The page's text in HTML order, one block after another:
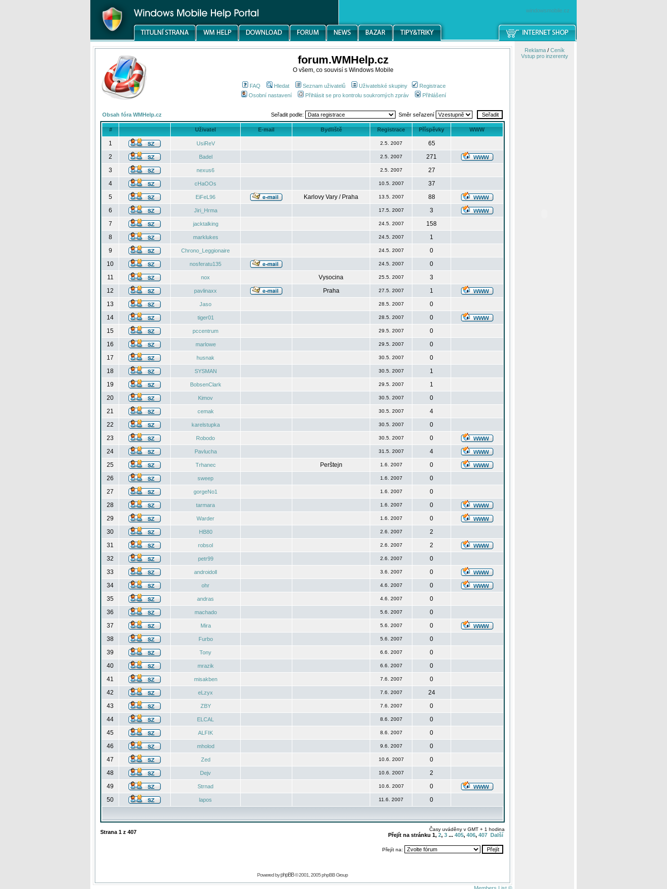
windowsmobile.cz
forum.WMHelp.cz
O všem, co souvisí s Windows Mobile
FAQ Hledat Seznam uživatelů Uživatelské skupiny
Registrace
Osobní nastavení
Přihlásit se pro kontrolu soukromých zpráv Přihlášení
Obsah fóra WMHelp.cz Seřadit podle: Směr seřazení
# Uživatel E-mail Bydliště Registrace Příspěvky WWW
1 UsiReV 2.5. 2007
65
2
Badel 2.5. 2007
271
3
nexus6 2.5. 2007
27
4
cHaOOs 10.5. 2007
37
5
EiFeL96 Karlovy Vary / Praha 13.5. 2007
88
6
Jiri_Hrma 17.5. 2007
3
7
jacktalking 24.5. 2007
158
8
marklukes 24.5. 2007
1
9
Chrono_Leggionaire 24.5. 2007
0
10
nosferatu135 24.5. 2007
0
11
nox Vysocina 25.5. 2007
3
12
pavlinaxx Praha 27.5. 2007
1
13
Jaso 28.5. 2007
0
14
tiger01 28.5. 2007
0
15
pccentrum 29.5. 2007
0
16
marlowe 29.5. 2007
0
17
husnak 30.5. 2007
0
18
SYSMAN 30.5. 2007
1
19
BobsenClark 29.5. 2007
1
20
Kimov 30.5. 2007
0
21
cemak 30.5. 2007
4
22
karelstupka 30.5. 2007
0
23
Robodo 30.5. 2007
0
24
Pavlucha 31.5. 2007
4
25
Trhanec Perštejn 1.6. 2007
0
26
sweep 1.6. 2007
0
27
gorgeNo1 1.6. 2007
0
28
tarmara 1.6. 2007
0
29
Warder 1.6. 2007
0
30
HB80 2.6. 2007
2
31
robsol 2.6. 2007
2
32
petr99 2.6. 2007
0
33
androidoll 3.6. 2007
0
34
ohr 4.6. 2007
0
35
andras 4.6. 2007
0
36
machado 5.6. 2007
0
37
Mira 5.6. 2007
0
38
Furbo 5.6. 2007
0
39
Tony 6.6. 2007
0
40
mrazik 6.6. 2007
0
41
misakben 7.6. 2007
0
42
eLzyx 7.6. 2007
24
43
ZBY 7.6. 2007
0
44
ELCAL 8.6. 2007
0
45
ALFIK 8.6. 2007
0
46
mholod 9.6. 2007
0
47
Zed 10.6. 2007
0
48
Dejv 10.6. 2007
2
49
Strnad 10.6. 2007
0
50
lapos 11.6. 2007 0
Strana 1 z 407 Časy uváděny v GMT + 1 hodina
Přejít na stránku 1, 2, 3 ... 405, 406, 407 Další
Přejít na:
Powered byphpBB© 2001, 2005 phpBB Group
Reklama/ Ceník
Vstup pro inzerenty